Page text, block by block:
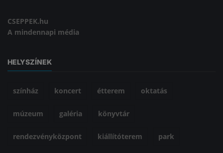
CSEPPEK.hu
A mindennapi média
HELYSZÍNEK
színház koncert étterem oktatás
múzeum galéria könyvtár
rendezvényközpont kiállítóterem park